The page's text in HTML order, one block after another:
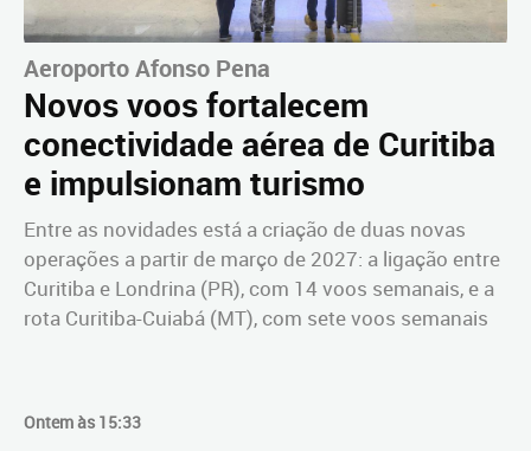
Aeroporto Afonso Pena
Novos voos fortalecem
conectividade aérea de Curitiba
e impulsionam turismo
Entre as novidades está a criação de duas novas
operações a partir de março de 2027: a ligação entre
Curitiba e Londrina (PR), com 14 voos semanais, e a
rota Curitiba-Cuiabá (MT), com sete voos semanais
Ontem às 15:33